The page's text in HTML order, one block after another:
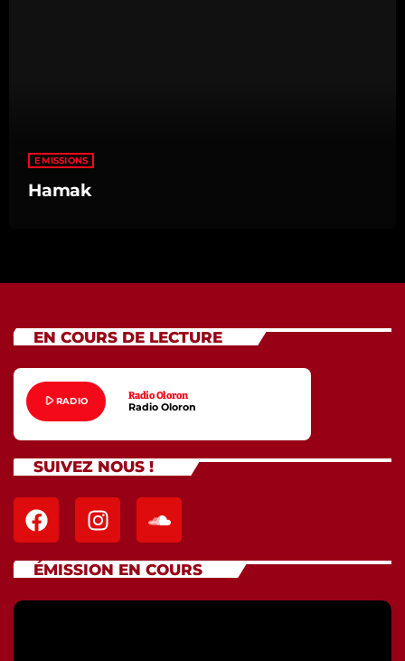
EMISSIONS
Hamak
EN COURS DE LECTURE
play_arrowRADIO Radio Oloron
Radio Oloron
SUIVEZ NOUS !
ÉMISSION EN COURS